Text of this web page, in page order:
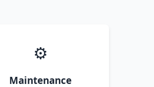
⚙️
Maintenance